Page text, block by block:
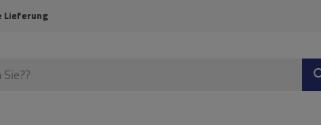
Lieferung